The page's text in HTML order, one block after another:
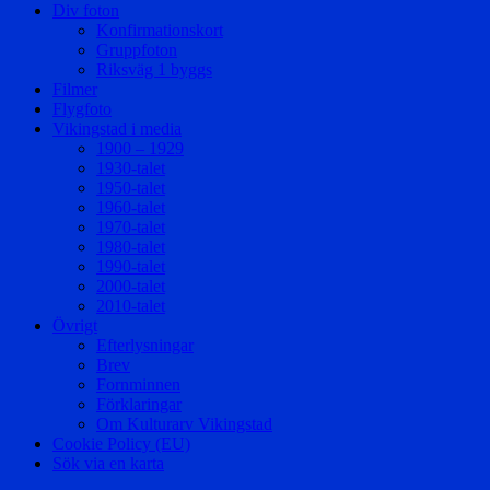
Div foton
Konfirmationskort
Gruppfoton
Riksväg 1 byggs
Filmer
Flygfoto
Vikingstad i media
1900 – 1929
1930-talet
1950-talet
1960-talet
1970-talet
1980-talet
1990-talet
2000-talet
2010-talet
Övrigt
Efterlysningar
Brev
Fornminnen
Förklaringar
Om Kulturarv Vikingstad
Cookie Policy (EU)
Sök via en karta